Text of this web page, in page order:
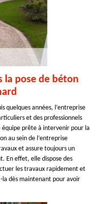
la pose de béton
quelques années, l’entreprise
et des professionnels
prête à intervenir pour la
au sein de l’entreprise
et assure toujours un
En effet, elle dispose des
les travaux rapidement et
la dès maintenant pour avoir